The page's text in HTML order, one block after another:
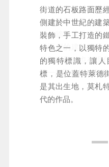
街道的石板路面歷
側建於中世紀的建
裝飾，手工打造的
特色之一，以獨特
的獨特標識，讓
標，是位蓋特萊德
是其出生地，莫札
代的作品。
堡，其高聳城牆塔
的威嚴和力量。從
瓦白牆和遠處山巒
河兩岸的建築錯落
堂和宮殿，也有現
這一刻顯得格外和